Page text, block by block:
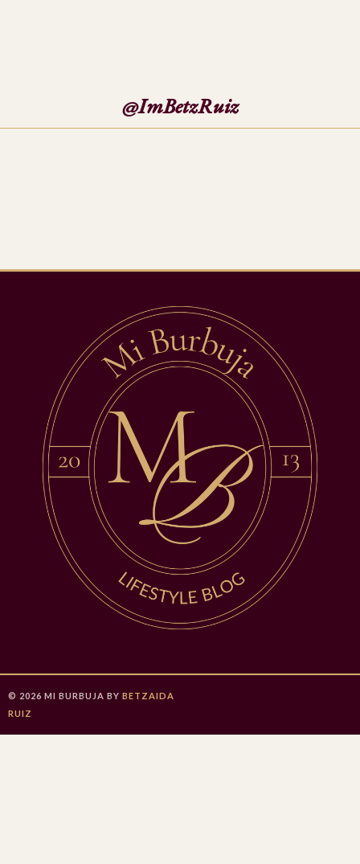
@ImBetzRuiz
© 2026 MI BURBUJA BY BETZAIDA
RUIZ